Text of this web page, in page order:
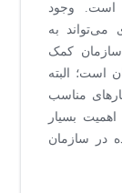
است. وجود
می‌تواند به
سازمان کمک
است؛ البته
مناسب
بسیار
در سازمان